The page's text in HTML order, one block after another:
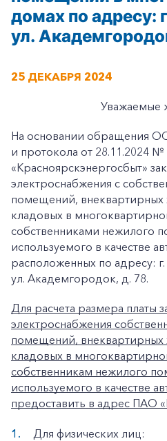
домах по адресу:
ул.
25 ДЕКАБРЯ 2024
Уважаемые
На основании обращения
и протокола от 28.11.2024 №
«Красноярскэнергосбыт»
электроснабжения с
помещений, внеквартирных
кладовых в
собственниками нежилого
используемого в качестве
расположенных по адресу:
ул. Академгородок, д. 78.
Для расчета размера платы
электроснабжения
помещений, внеквартирных
кладовых в
собственникам нежилого
используемого в качестве
предоставить в адрес ПАО
Для физических лиц: